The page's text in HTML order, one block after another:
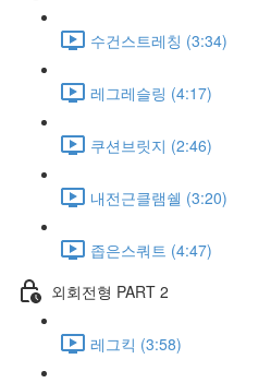
수건스트레칭 (3:34)
레그레슬링 (4:17)
쿠션브릿지 (2:46)
내전근클램쉘 (3:20)
좁은스쿼트 (4:47)
외회전형 PART 2
레그킥 (3:58)